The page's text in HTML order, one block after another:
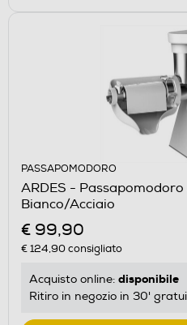
PASSAPOMODORO
ARDES - Passapomodoro
Bianco/Acciaio
€ 99,90
€ 124,90consigliato
Acquisto online: disponibile
Ritiro in negozio in 30'